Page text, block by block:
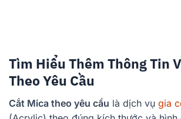
Tìm Hiểu Thêm Thông Tin
Theo Yêu Cầu
Cắt Mica theo yêu cầu là dịch vụ gia